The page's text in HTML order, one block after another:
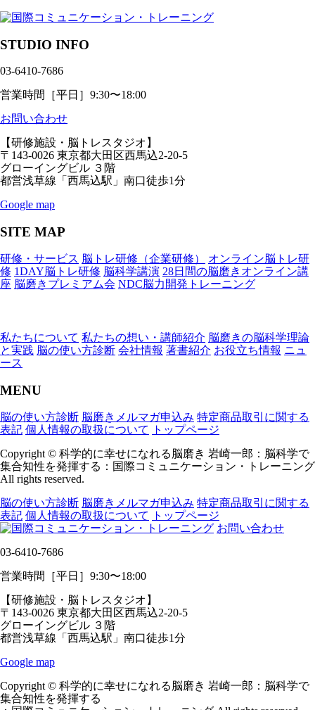
STUDIO INFO
03-6410-7686
営業時間［平日］9:30〜18:00
お問い合わせ
【研修施設・脳トレスタジオ】
〒143-0026 東京都大田区西馬込2-20-5
グローイングビル ３階
都営浅草線「西馬込駅」南口徒歩1分
Google map
SITE MAP
研修・サービス 脳トレ研修（企業研修）
オンライン脳トレ研
修 1DAY脳トレ研修 脳科学講演 28日間の脳磨きオンライン講
座 脳磨きプレミアム会 NDC脳力開発トレーニング
私たちについて 私たちの想い・講師紹介 脳磨きの脳科学理論
と実践 脳の使い方診断 会社情報 著書紹介 お役立ち情報 ニュ
ース
MENU
脳の使い方診断 脳磨きメルマガ申込み 特定商品取引に関する
表記 個人情報の取扱について
トップページ
Copyright © 科学的に幸せになれる脳磨き 岩崎一郎：脳科学で
集合知性を発揮する：国際コミュニケーション・トレーニング
All rights reserved.
脳の使い方診断 脳磨きメルマガ申込み 特定商品取引に関する
表記 個人情報の取扱について
トップページ
お問い合わせ
03-6410-7686
営業時間［平日］9:30〜18:00
【研修施設・脳トレスタジオ】
〒143-0026 東京都大田区西馬込2-20-5
グローイングビル ３階
都営浅草線「西馬込駅」南口徒歩1分
Google map
Copyright © 科学的に幸せになれる脳磨き 岩崎一郎：脳科学で
集合知性を発揮する